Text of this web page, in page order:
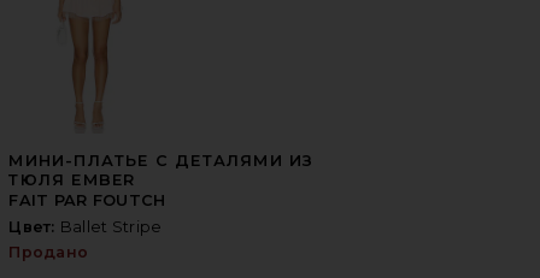
МИНИ-ПЛАТЬЕ С ДЕТАЛЯМИ ИЗ
ТЮЛЯ EMBER
FAIT PAR FOUTCH
Цвет: Ballet Stripe
Продано